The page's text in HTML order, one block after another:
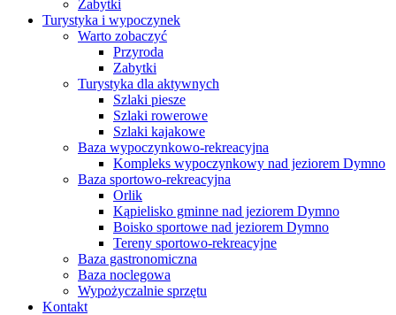
Zabytki
Turystyka i wypoczynek
Warto zobaczyć
Przyroda
Zabytki
Turystyka dla aktywnych
Szlaki piesze
Szlaki rowerowe
Szlaki kajakowe
Baza wypoczynkowo-rekreacyjna
Kompleks wypoczynkowy nad jeziorem Dymno
Baza sportowo-rekreacyjna
Orlik
Kąpielisko gminne nad jeziorem Dymno
Boisko sportowe nad jeziorem Dymno
Tereny sportowo-rekreacyjne
Baza gastronomiczna
Baza noclegowa
Wypożyczalnie sprzętu
Kontakt